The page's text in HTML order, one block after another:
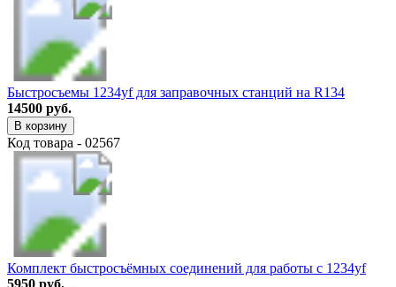
Быстросъемы 1234yf для заправочных станций на R134
14500 руб.
В корзину
Код товара - 02567
Комплект быстросъёмных соединений для работы с 1234yf
5950 руб.